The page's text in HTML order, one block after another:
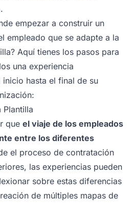
empezar a construir un
empleado que se adapte a la
Aquí tienes los pasos para
una experiencia
hasta el final de su
Plantilla
que el viaje de los empleados
entre los diferentes
el proceso de contratación
las experiencias pueden
sobre estas diferencias
de múltiples mapas de